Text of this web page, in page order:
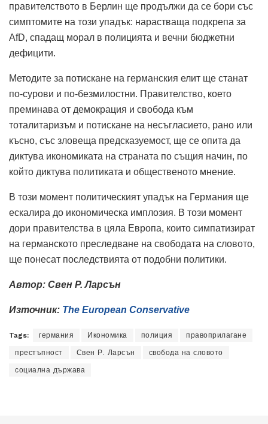
правителството в Берлин ще продължи да се бори със
симптомите на този упадък: нарастваща подкрепа за
AfD, спадащ морал в полицията и вечни бюджетни
дефицити.
Методите за потискане на германския елит ще станат
по-сурови и по-безмилостни. Правителство, което
преминава от демокрация и свобода към
тоталитаризъм и потискане на несъгласието, рано или
късно, със зловеща предсказуемост, ще се опита да
диктува икономиката на страната по същия начин, по
който диктува политиката и общественото мнение.
В този момент политическият упадък на Германия ще
ескалира до икономическа имплозия. В този момент
дори правителства в цяла Европа, които симпатизират
на германското преследване на свободата на словото,
ще понесат последствията от подобни политики.
Автор: Свен Р. Ларсън
Източник: The European Conservative
Tags: германия Икономика полиция правоприлагане
престъпност Свен Р. Ларсън свобода на словото
социална държава